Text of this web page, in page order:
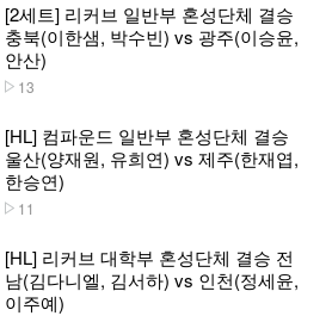
[2세트] 리커브 일반부 혼성단체 결승
충북(이한샘, 박수빈) vs 광주(이승윤,
안산)
13
[HL] 컴파운드 일반부 혼성단체 결승
울산(양재원, 유희연) vs 제주(한재엽,
한승연)
11
[HL] 리커브 대학부 혼성단체 결승 전
남(김다니엘, 김서하) vs 인천(정세윤,
이주예)